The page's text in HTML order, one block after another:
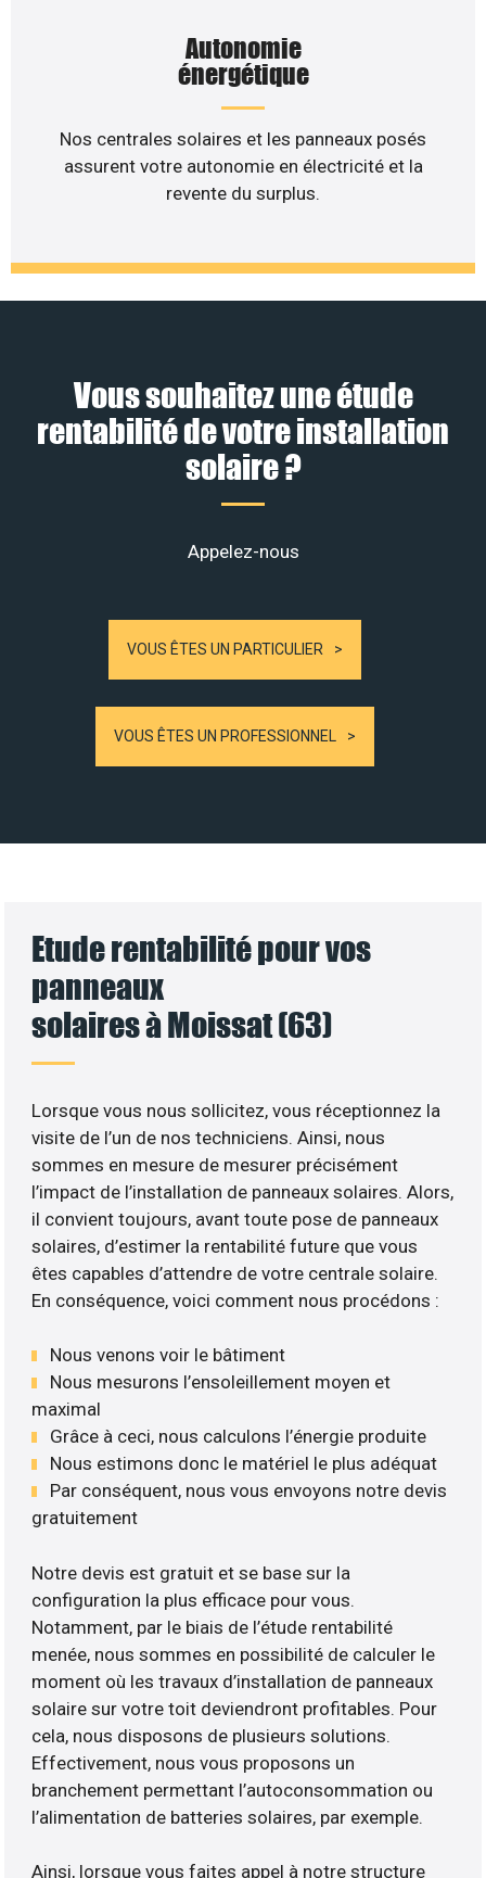
Autonomie
énergétique
Nos centrales solaires et les panneaux posés
assurent votre autonomie en électricité et la
revente du surplus.
Vous souhaitez une étude
rentabilité de votre installation
solaire ?
Appelez-nous
VOUS ÊTES UN PARTICULIER
VOUS ÊTES UN PROFESSIONNEL
Etude rentabilité pour vos
panneaux
solaires à Moissat (63)
Lorsque vous nous sollicitez, vous réceptionnez la
visite de l’un de nos techniciens. Ainsi, nous
sommes en mesure de mesurer précisément
l’impact de l’installation de panneaux solaires. Alors,
il convient toujours, avant toute pose de panneaux
solaires, d’estimer la rentabilité future que vous
êtes capables d’attendre de votre centrale solaire.
En conséquence, voici comment nous procédons :
Nous venons voir le bâtiment
Nous mesurons l’ensoleillement moyen et
maximal
Grâce à ceci, nous calculons l’énergie produite
Nous estimons donc le matériel le plus adéquat
Par conséquent, nous vous envoyons notre devis
gratuitement
Notre devis est gratuit et se base sur la
configuration la plus efficace pour vous.
Notamment, par le biais de l’étude rentabilité
menée, nous sommes en possibilité de calculer le
moment où les travaux d’installation de panneaux
solaire sur votre toit deviendront profitables. Pour
cela, nous disposons de plusieurs solutions.
Effectivement, nous vous proposons un
branchement permettant l’autoconsommation ou
l’alimentation de batteries solaires, par exemple.
Ainsi, lorsque vous faites appel à notre structure